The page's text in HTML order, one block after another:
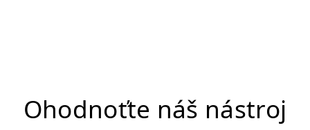
Ohodnoťte náš nástroj